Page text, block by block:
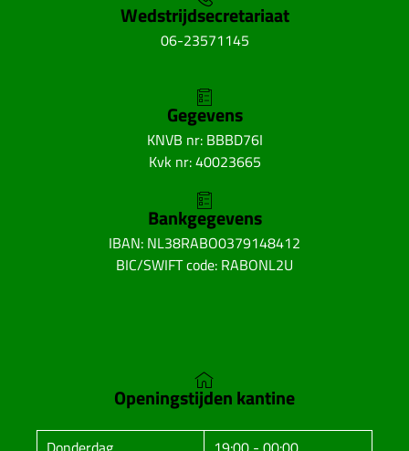
Wedstrijdsecretariaat
06-23571145
Gegevens
KNVB nr: BBBD76I
Kvk nr: 40023665
Bankgegevens
IBAN: NL38RABO0379148412
BIC/SWIFT code: RABONL2U
Openingstijden kantine